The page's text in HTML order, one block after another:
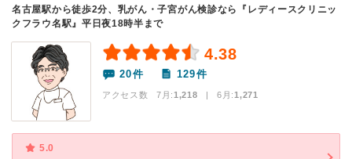
名古屋駅から徒歩2分、乳がん・子宮がん検診なら『レディースクリニッ
クフラウ名駅』平日夜18時半まで
4.38
20件 129件
アクセス数 7月:1,218 | 6月:1,271
5.0